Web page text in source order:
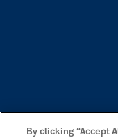
By clicking “Accept